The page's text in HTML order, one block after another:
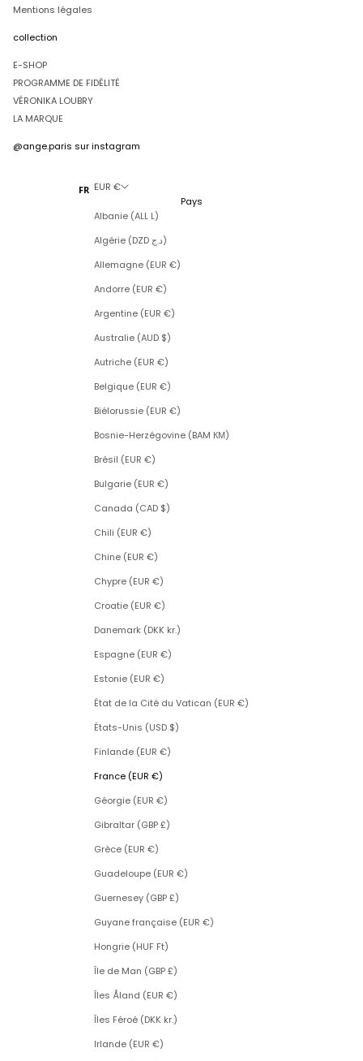
Mentions légales
collection
E-SHOP
PROGRAMME DE FIDÉLITÉ
VÉRONIKA LOUBRY
LA MARQUE
@ange.paris sur instagram
FR EUR €
Pays
Albanie (ALL L)
Algérie (DZD د.ج)
Allemagne (EUR €)
Andorre (EUR €)
Argentine (EUR €)
Australie (AUD $)
Autriche (EUR €)
Belgique (EUR €)
Biélorussie (EUR €)
Bosnie-Herzégovine (BAM КМ)
Brésil (EUR €)
Bulgarie (EUR €)
Canada (CAD $)
Chili (EUR €)
Chine (EUR €)
Chypre (EUR €)
Croatie (EUR €)
Danemark (DKK kr.)
Espagne (EUR €)
Estonie (EUR €)
État de la Cité du Vatican (EUR €)
États-Unis (USD $)
Finlande (EUR €)
France (EUR €)
Géorgie (EUR €)
Gibraltar (GBP £)
Grèce (EUR €)
Guadeloupe (EUR €)
Guernesey (GBP £)
Guyane française (EUR €)
Hongrie (HUF Ft)
Île de Man (GBP £)
Îles Åland (EUR €)
Îles Féroé (DKK kr.)
Irlande (EUR €)